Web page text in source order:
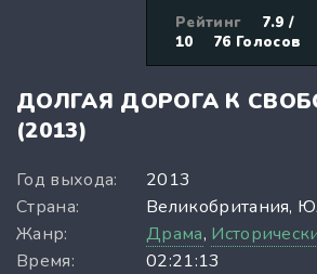
Рейтинг
7.9 /
10
76 Голосов
ДОЛГАЯ ДОРОГА К
(2013)
Год выхода:
2013
Страна:
Великобритания,
Жанр:
Драма,
Время:
02:21:13